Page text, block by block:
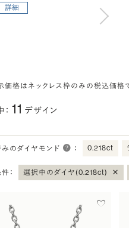
詳細
価格はネックレス枠のみの税込価格
11 デザイン
のダイヤモンド ： 0.218ct
： 選択中のダイヤ(0.218ct) ×